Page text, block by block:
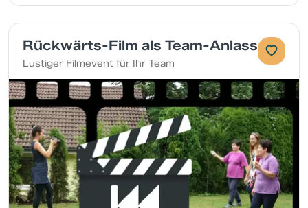
Rückwärts-Film als Team-Anlass
Lustiger Filmevent für Ihr Team